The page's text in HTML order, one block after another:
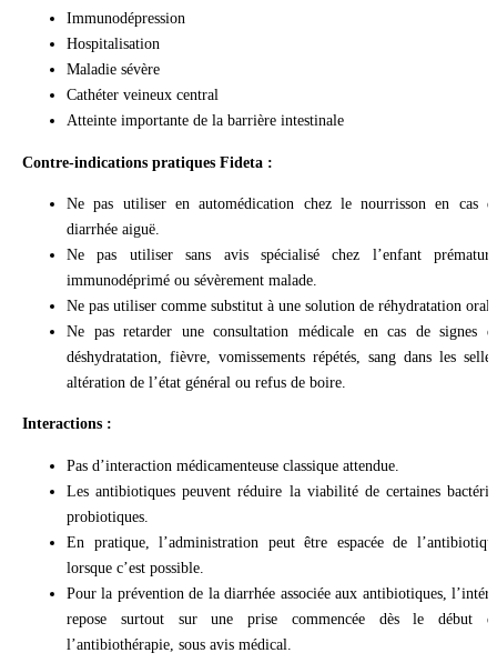
Immunodépression
Hospitalisation
Maladie sévère
Cathéter veineux central
Atteinte importante de la barrière intestinale
Contre-indications pratiques Fideta :
Ne pas utiliser en automédication chez le nourrisson en cas
diarrhée aiguë.
Ne pas utiliser sans avis spécialisé chez l’enfant
immunodéprimé ou sévèrement malade.
Ne pas utiliser comme substitut à une solution de réhydratation
Ne pas retarder une consultation médicale en cas de signes
déshydratation, fièvre, vomissements répétés, sang dans les
altération de l’état général ou refus de boire.
Interactions :
Pas d’interaction médicamenteuse classique attendue.
Les antibiotiques peuvent réduire la viabilité de certaines
probiotiques.
En pratique, l’administration peut être espacée de
lorsque c’est possible.
Pour la prévention de la diarrhée associée aux antibiotiques,
repose surtout sur une prise commencée dès le début
l’antibiothérapie, sous avis médical.